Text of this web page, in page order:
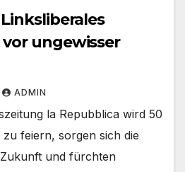
ungewisser
ADMIN
la Repubblica wird 50
feiern, sorgen sich die
und fürchten